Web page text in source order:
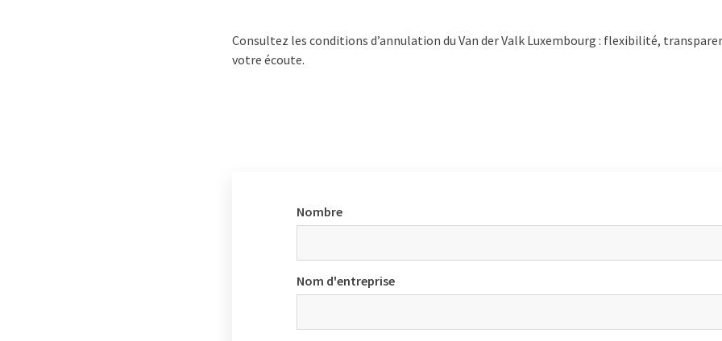
Consultez les conditions d’annulation du Van der Valk Luxembourg : flexibilité,
votre écoute.
Nombre
Nom d'entreprise